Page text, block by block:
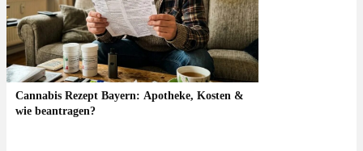
Cannabis Rezept Bayern: Apotheke, Kosten &
wie beantragen?